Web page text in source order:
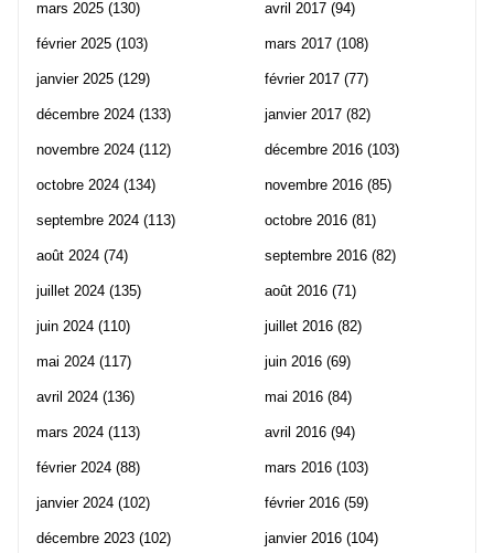
mars 2025 (130)
février 2025 (103)
janvier 2025 (129)
décembre 2024 (133)
novembre 2024 (112)
octobre 2024 (134)
septembre 2024 (113)
août 2024 (74)
juillet 2024 (135)
juin 2024 (110)
mai 2024 (117)
avril 2024 (136)
mars 2024 (113)
février 2024 (88)
janvier 2024 (102)
décembre 2023 (102)
avril 2017 (94)
mars 2017 (108)
février 2017 (77)
janvier 2017 (82)
décembre 2016 (103)
novembre 2016 (85)
octobre 2016 (81)
septembre 2016 (82)
août 2016 (71)
juillet 2016 (82)
juin 2016 (69)
mai 2016 (84)
avril 2016 (94)
mars 2016 (103)
février 2016 (59)
janvier 2016 (104)